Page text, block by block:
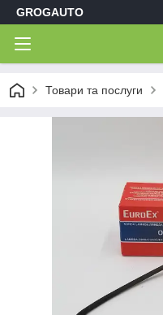
GROGAUTO
Товари та послуги